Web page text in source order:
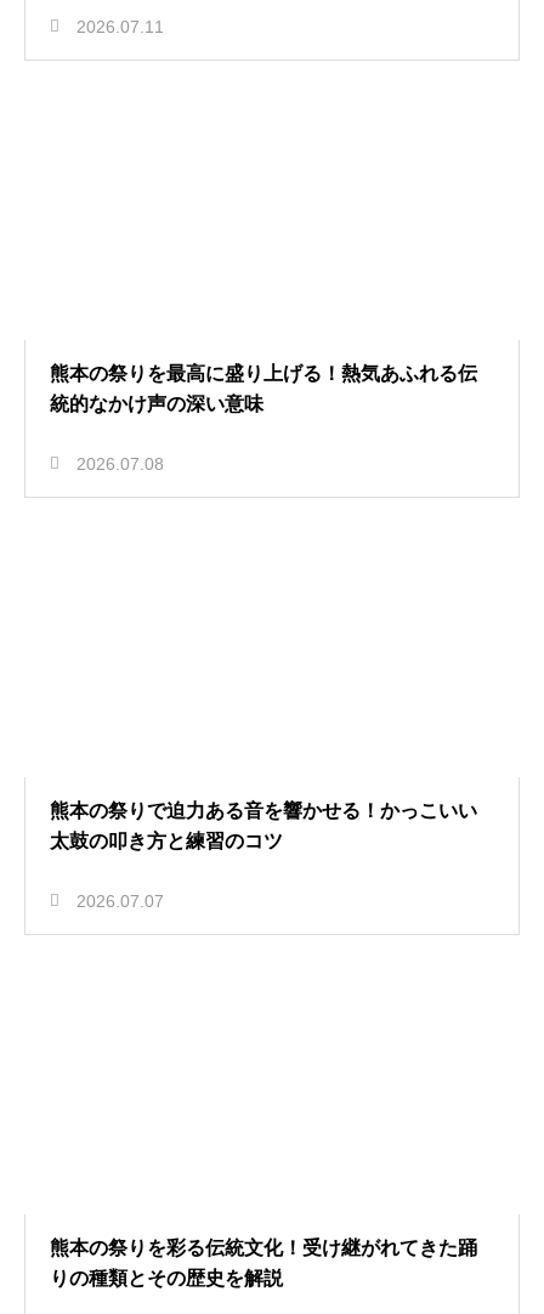
2026.07.11
熊本の祭りを最高に盛り上げる！熱気あふれる伝
統的なかけ声の深い意味
2026.07.08
熊本の祭りで迫力ある音を響かせる！かっこいい
太鼓の叩き方と練習のコツ
2026.07.07
熊本の祭りを彩る伝統文化！受け継がれてきた踊
りの種類とその歴史を解説